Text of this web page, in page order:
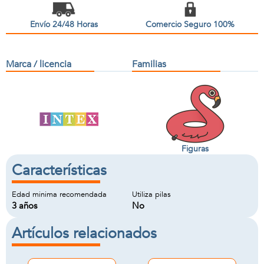
Envío 24/48 Horas Comercio Seguro 100%
Marca / licencia Familias
Figuras
Características
Edad minima recomendada
3 años
Utiliza pilas
No
Artículos relacionados